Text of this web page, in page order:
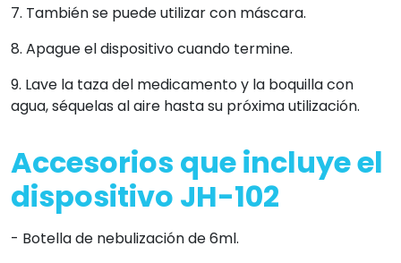
7. También se puede utilizar con máscara.
8. Apague el dispositivo cuando termine.
9. Lave la taza del medicamento y la boquilla con
agua, séquelas al aire hasta su próxima utilización.
Accesorios que incluye el
dispositivo JH-102
- Botella de nebulización de 6ml.